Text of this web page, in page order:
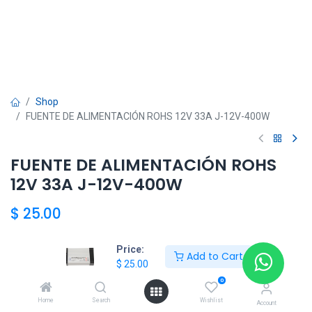
Price:
$ 25.00
Add to Cart
Home Search
0
Wishlist Account
Shop
FUENTE DE ALIMENTACIÓN ROHS 12V 33A J-12V-400W
FUENTE DE ALIMENTACIÓN ROHS
12V 33A J-12V-400W
$ 25.00
Add to Cart
Agregar a la lista de deseos